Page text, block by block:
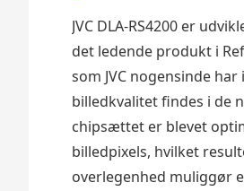
JVC DLA-RS4200 er
det ledende produkt i
som JVC nogensinde
billedkvalitet findes i de
chipsættet er blevet
billedpixels, hvilket
overlegenhed muliggør